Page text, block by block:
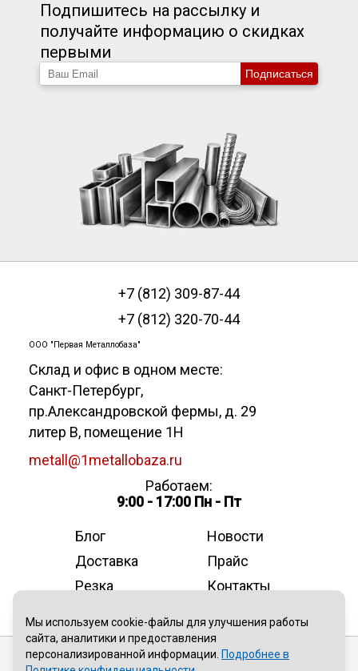
Подпишитесь на рассылку и
получайте информацию о скидках
первыми
Подписаться
+7 (812) 309-87-44
+7 (812) 320-70-44
ООО "Первая Металлобаза"
Склад и офис в одном месте:
Санкт-Петербург,
пр.Александровской фермы, д. 29
литер В, помещение 1Н
metall@1metallobaza.ru
Работаем:
9:00 - 17:00 Пн - Пт
Блог
Новости
Доставка
Прайс
Резка
Контакты
Публичная оферта
Мы используем cookie-файлы для улучшения работы
сайта, аналитики и предоставления
персонализированной информации. Подробнее в